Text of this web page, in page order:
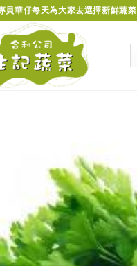
員華仔每天為大家去選擇新鮮蔬菜